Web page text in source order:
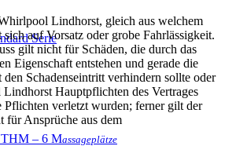
Serie
– 6 Massageplätze
Lindhorst, gleich aus welchem
auf Vorsatz oder grobe Fahrlässigkeit.
gilt nicht für Schäden, die durch das
Eigenschaft entstehen und gerade die
den Schadenseintritt verhindern sollte oder
Lindhorst Hauptpflichten des Vertrages
Pflichten verletzt wurden; ferner gilt der
für Ansprüche aus dem